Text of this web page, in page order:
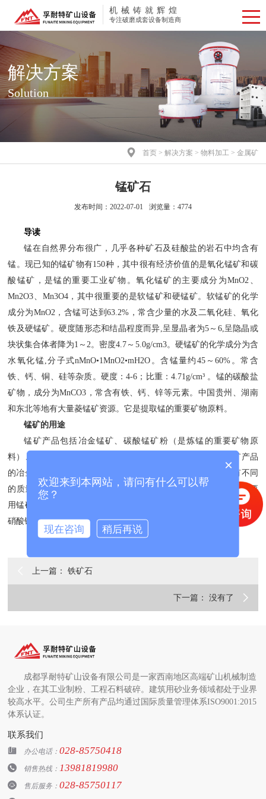
机械铸就辉煌
专注破磨成套设备制造商
解决方案
Solution
 首页> 解决方案 > 物料加工> 金属矿
锰矿石
发布时间：2022-07-01 浏览量：4774
导读
锰在自然界分布很广，几乎各种矿石及硅酸盐的岩石中均含有
锰。现已知的锰矿物有150种，其中很有经济价值的是氧化锰矿和碳
酸锰矿，是锰的重要工业矿物。氧化锰矿的主要成分为MnO2、
Mn2O3、Mn3O4，其中很重要的是软锰矿和硬锰矿。软锰矿的化学
成分为MnO2，含锰可达到63.2%，常含少量的水及二氧化硅、氧化
铁及硬锰矿。硬度随形态和结晶程度而异,呈显晶者为5～6,呈隐晶或
块状集合体者降为1～2。密度4.7～5.0g/cm3。硬锰矿的化学成分为含
水氧化锰,分子式nMnO•1MnO2•mH2O。含锰量约45～60%。常含
铁、钙、铜、硅等杂质。硬度：4-6；比重：4.71g/cm³ 。锰的碳酸盐
矿物，成分为MnCO3，常含有铁、钙、锌等元素。中国贵州、湖南
和东北等地有大量菱锰矿资源。它是提取锰的重要矿物原料。
锰矿的用途
锰矿产品包括冶金锰矿、碳酸锰矿粉（是炼锰的重要矿物原
料）、化工用二氧化锰矿粉和电池用二氧化锰矿粉等。使用锰矿产品
的冶金部门、轻工部门和化工部门根据不同的用途对锰矿产品有不同
的质量要求。化工及轻工部门对锰矿石的质量要求 化学工业上主要
用锰矿石制取二氧化锰、硫酸锰、高锰酸钾，其次用于制取碳酸锰、
硝酸锰和氯化锰等。
上一篇： 铁矿石
下一篇： 没有了 
成都孚耐特矿山设备有限公司是一家西南地区高端矿山机械制造
企业，在其工业制粉、工程石料破碎。建筑用砂业务领域都处于业界
较高水平。公司生产所有产品均通过国际质量管理体系ISO9001:2015
体系认证。
联系我们
 办公电话： 028-85750418
 销售热线： 13981819980
 售后服务： 028-85750117
×
欢迎来到本网站，请问有什么可以帮
您？
现在咨询 稍后再说